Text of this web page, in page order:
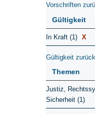
Vorschriften
Gültigkeit
In Kraft (1) X
Gültigkeit
Themen
Justiz,
Sicherheit (1)